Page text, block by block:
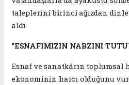
taleplerini birinci ağızdan
aldı.
"ESNAFIMIZIN NABZINI
Esnaf ve sanatkârın toplumsal
ekonominin harcı olduğunu